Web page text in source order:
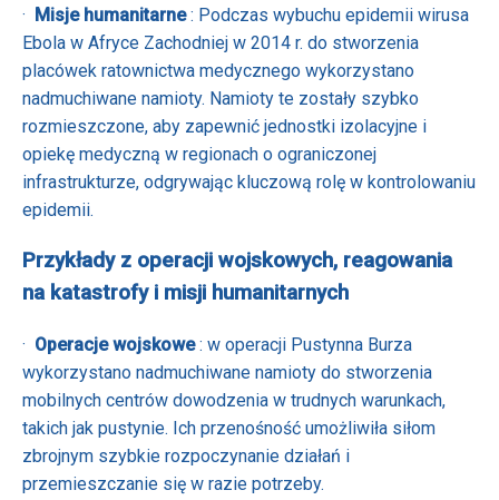
·
Misje humanitarne: Podczas wybuchu epidemii wirusa
Ebola w Afryce Zachodniej w 2014 r. do stworzenia
placówek ratownictwa medycznego wykorzystano
nadmuchiwane namioty. Namioty te zostały szybko
rozmieszczone, aby zapewnić jednostki izolacyjne i
opiekę medyczną w regionach o ograniczonej
infrastrukturze, odgrywając kluczową rolę w kontrolowaniu
epidemii.
Przykłady z operacji wojskowych, reagowania
na katastrofy i misji humanitarnych
· Operacje wojskowe: w operacji Pustynna Burza
wykorzystano nadmuchiwane namioty do stworzenia
mobilnych centrów dowodzenia w trudnych warunkach,
takich jak pustynie. Ich przenośność umożliwiła siłom
zbrojnym szybkie rozpoczynanie działań i
przemieszczanie się w razie potrzeby.